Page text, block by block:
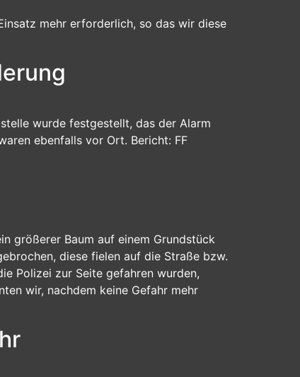
mehr erforderlich, so das wir diese
wurde festgestellt, das der Alarm
ebenfalls vor Ort. Bericht: FF
größerer Baum auf einem Grundstück
diese fielen auf die Straße bzw.
Polizei zur Seite gefahren wurden,
wir, nachdem keine Gefahr mehr